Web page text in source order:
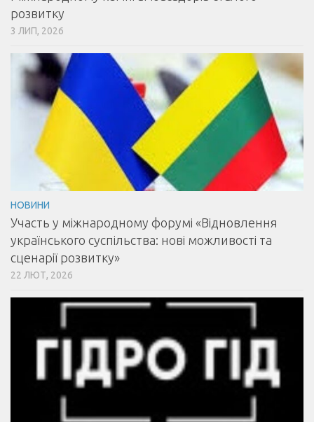
розвитку
3 ЛИП, 2026
НОВИНИ
Участь у міжнародному форумі «Відновлення
українського суспільства: нові можливості та
сценарії розвитку»
22 ЛЮТ, 2026